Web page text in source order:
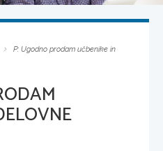
P: Ugodno prodam učbenike in